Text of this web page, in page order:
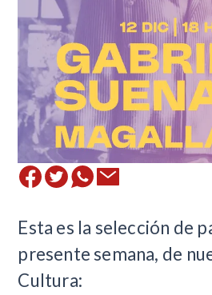
​​Esta es la selección de
presente semana, de
Cultura: